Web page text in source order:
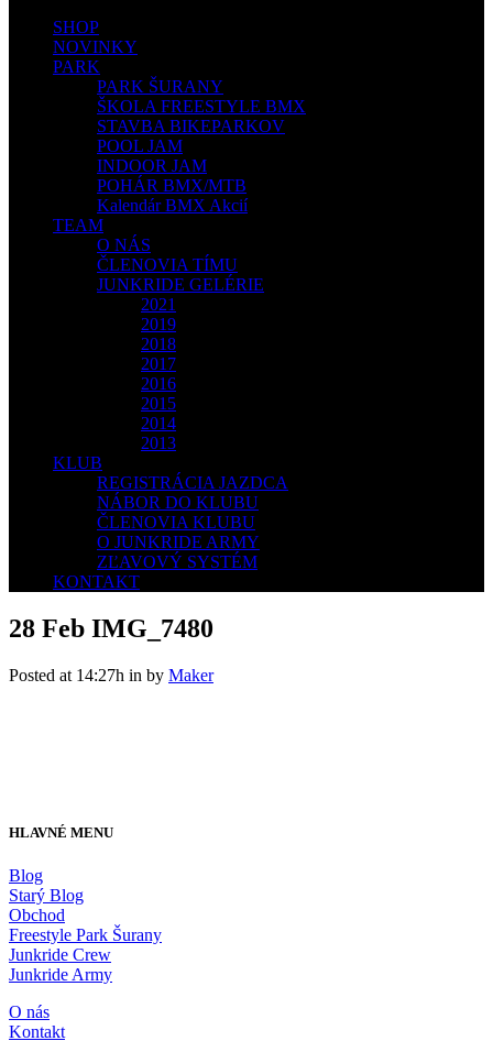
SHOP
NOVINKY
PARK
PARK ŠURANY
ŠKOLA FREESTYLE BMX
STAVBA BIKEPARKOV
POOL JAM
INDOOR JAM
POHÁR BMX/MTB
Kalendár BMX Akcií
TEAM
O NÁS
ČLENOVIA TÍMU
JUNKRIDE GELÉRIE
2021
2019
2018
2017
2016
2015
2014
2013
KLUB
REGISTRÁCIA JAZDCA
NÁBOR DO KLUBU
ČLENOVIA KLUBU
O JUNKRIDE ARMY
ZĽAVOVÝ SYSTÉM
KONTAKT
28 Feb IMG_7480
Posted at 14:27h in by Maker
HLAVNÉ MENU
Blog
Starý Blog
Obchod
Freestyle Park Šurany
Junkride Crew
Junkride Army
O nás
Kontakt